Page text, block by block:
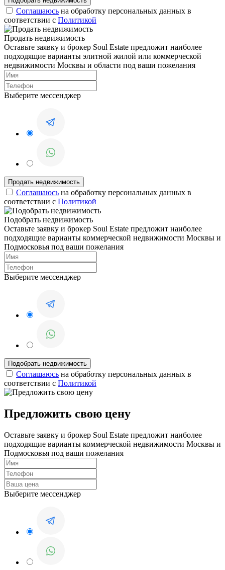
Соглашаюсь на обработку персональных данных в
соответствии с Политикой
Продать недвижимость
Оставьте заявку и брокер Soul Estate предложит наиболее
подходящие варианты элитной жилой или коммерческой
недвижимости Москвы и области под ваши пожелания
Выберите мессенджер
Соглашаюсь на обработку персональных данных в
соответствии с Политикой
Подобрать недвижимость
Оставьте заявку и брокер Soul Estate предложит наиболее
подходящие варианты коммерческой недвижимости Москвы и
Подмосковья под ваши пожелания
Выберите мессенджер
Соглашаюсь на обработку персональных данных в
соответствии с Политикой
Предложить свою цену
Оставьте заявку и брокер Soul Estate предложит наиболее
подходящие варианты коммерческой недвижимости Москвы и
Подмосковья под ваши пожелания
Выберите мессенджер